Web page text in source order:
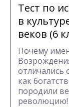
Тест по
в
веков (6
Почему
отличались
как
породили
революцию!